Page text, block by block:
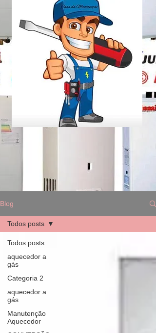
Blog
Todos posts
aquecedor a
gás
Categoria 2
aquecedor a
gás
Manutenção
Aquecedor
Todos posts